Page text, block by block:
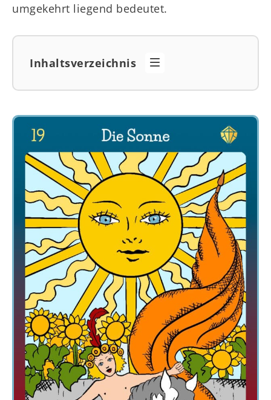
umgekehrt liegend bedeutet.
Inhaltsverzeichnis